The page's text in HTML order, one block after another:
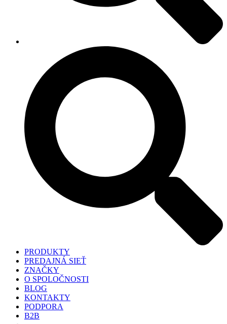
PRODUKTY
PREDAJNÁ SIEŤ
ZNAČKY
O SPOLOČNOSTI
BLOG
KONTAKTY
PODPORA
B2B